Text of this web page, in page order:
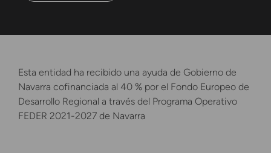
Esta entidad ha recibido una ayuda de Gobierno de
Navarra cofinanciada al 40 % por el Fondo Europeo de
Desarrollo Regional a través del Programa Operativo
FEDER 2021-2027 de Navarra